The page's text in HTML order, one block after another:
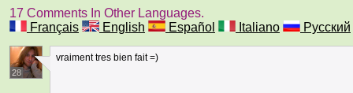
17 Comments In Other Languages.
Français
English Español Italiano Русский
28
vraiment tres bien fait =)